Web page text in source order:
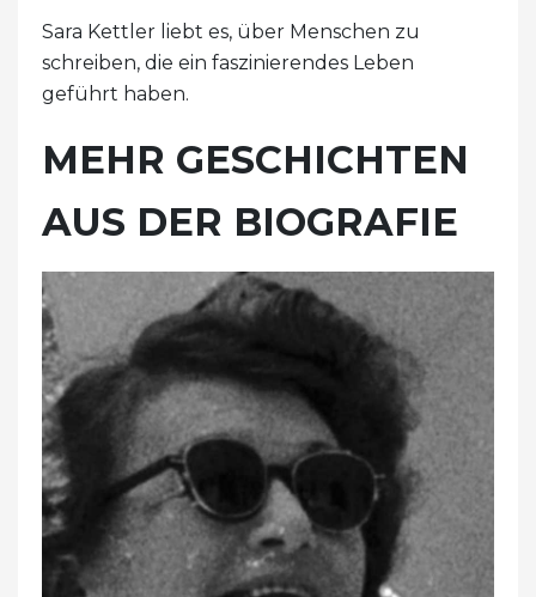
Sara Kettler liebt es, über Menschen zu
schreiben, die ein faszinierendes Leben
geführt haben.
MEHR GESCHICHTEN
AUS DER BIOGRAFIE